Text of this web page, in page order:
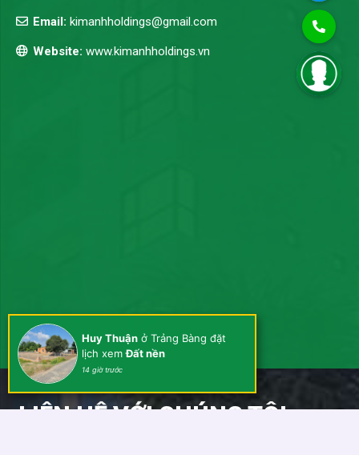
LIÊN HỆ VỚI CHÚNG TÔI
Email: kimanhholdings@gmail.com
Website: www.kimanhholdings.vn
Huy Thuận ở Trảng Bàng đặt
lịch xemĐất nền
14 giờ trước